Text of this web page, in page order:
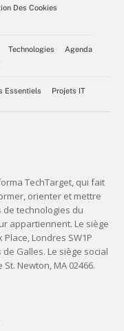
Des Cookies
Technologies
Agenda
Essentiels Projets IT